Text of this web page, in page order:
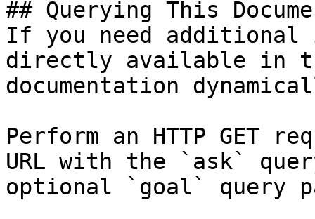
## Querying This
If you need
directly available in
documentation
Perform an HTTP GET
URL with the `ask`
optional `goal` query